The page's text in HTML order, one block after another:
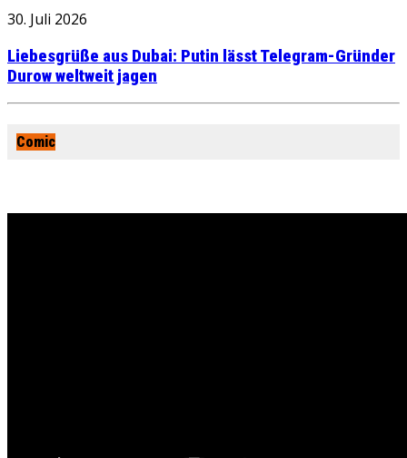
30. Juli 2026
Liebesgrüße aus Dubai: Putin lässt Telegram-Gründer
Durow weltweit jagen
Comic